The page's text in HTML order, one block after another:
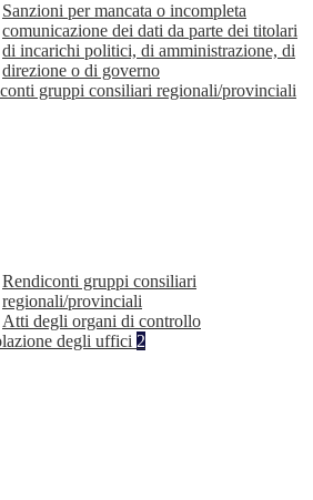
Sanzioni per mancata o incompleta
comunicazione dei dati da parte dei titolari
di incarichi politici, di amministrazione, di
direzione o di governo
gruppi consiliari regionali/provinciali
Rendiconti gruppi consiliari
regionali/provinciali
Atti degli organi di controllo
degli uffici 2